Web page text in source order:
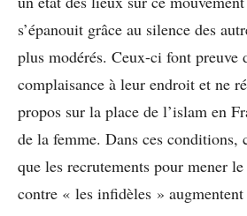
s’épanouit grâce au silence des
plus modérés. Ceux-ci font preuve
complaisance à leur endroit et ne
propos sur la place de l’islam en
de la femme. Dans ces conditions,
que les recrutements pour mener
contre « les infidèles »